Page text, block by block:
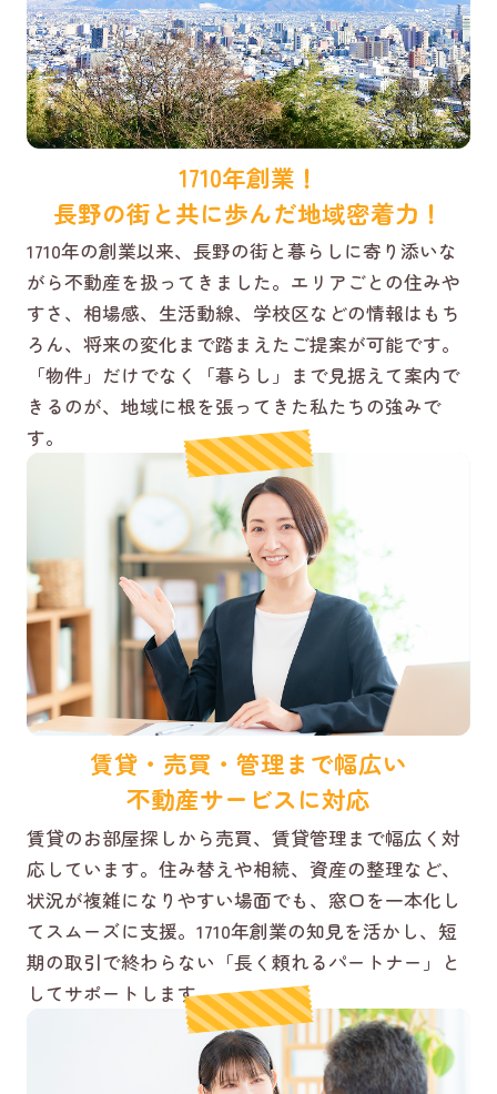
1710年創業！
長野の街と共に歩んだ地域密着力！
1710年の創業以来、長野の街と暮らしに寄り添いな
がら不動産を扱ってきました。エリアごとの住みや
すさ、相場感、生活動線、学校区などの情報はもち
ろん、将来の変化まで踏まえたご提案が可能です。
「物件」だけでなく「暮らし」まで見据えて案内で
きるのが、地域に根を張ってきた私たちの強みで
す。
賃貸・売買・管理まで幅広い
不動産サービスに対応
賃貸のお部屋探しから売買、賃貸管理まで幅広く対
応しています。住み替えや相続、資産の整理など、
状況が複雑になりやすい場面でも、窓口を一本化し
てスムーズに支援。1710年創業の知見を活かし、短
期の取引で終わらない「長く頼れるパートナー」と
してサポートします。